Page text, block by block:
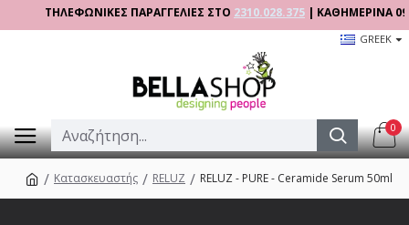
ΤΗΛΕΦΩΝΙΚΕΣ ΠΑΡΑΓΓΕΛΙΕΣ ΣΤΟ2310.028.375| ΚΑΘΗΜΕΡΙΝΑ 09:00 -
GREEK
0
Κατασκευαστής RELUZ RELUZ - PURE - Ceramide Serum 50ml